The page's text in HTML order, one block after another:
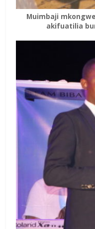
Muimbaji
akifuatilia